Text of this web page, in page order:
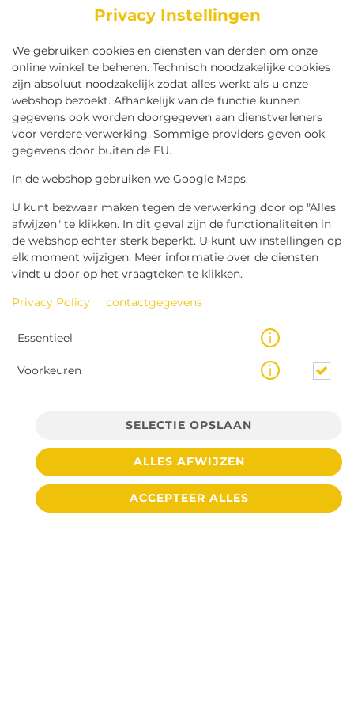
Privacy Instellingen
We gebruiken cookies en diensten van derden om onze
online winkel te beheren. Technisch noodzakelijke cookies
zijn absoluut noodzakelijk zodat alles werkt als u onze
webshop bezoekt. Afhankelijk van de functie kunnen
gegevens ook worden doorgegeven aan dienstverleners
voor verdere verwerking. Sommige providers geven ook
gegevens door buiten de EU.
In de webshop gebruiken we Google Maps.
U kunt bezwaar maken tegen de verwerking door op "Alles
afwijzen" te klikken. In dit geval zijn de functionaliteiten in
de webshop echter sterk beperkt. U kunt uw instellingen op
elk moment wijzigen. Meer informatie over de diensten
vindt u door op het vraagteken te klikken.
Privacy Policy contactgegevens
Essentieel
Voorkeuren
SELECTIE OPSLAAN
ALLES AFWIJZEN
ACCEPTEER ALLES